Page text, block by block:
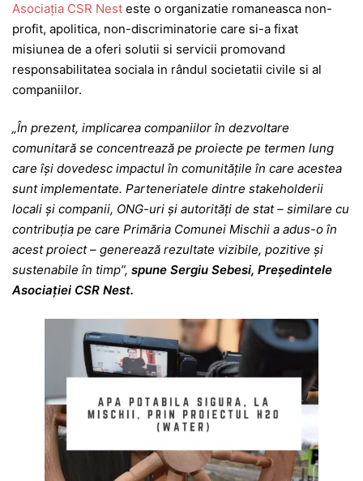
Asociația CSR Nest este o organizatie romaneasca non-
profit, apolitica, non-discriminatorie care si-a fixat
misiunea de a oferi solutii si servicii promovand
responsabilitatea sociala in rândul societatii civile si al
companiilor.
„În prezent, implicarea companiilor în dezvoltare
comunitară se concentrează pe proiecte pe termen lung
care își dovedesc impactul în comunitățile în care acestea
sunt implementate. Parteneriatele dintre stakeholderii
locali și companii, ONG-uri și autorități de stat – similare cu
contribuția pe care Primăria Comunei Mischii a adus-o în
acest proiect – generează rezultate vizibile, pozitive și
sustenabile în timp”, spune Sergiu Sebesi, Președintele
Asociației CSR Nest.